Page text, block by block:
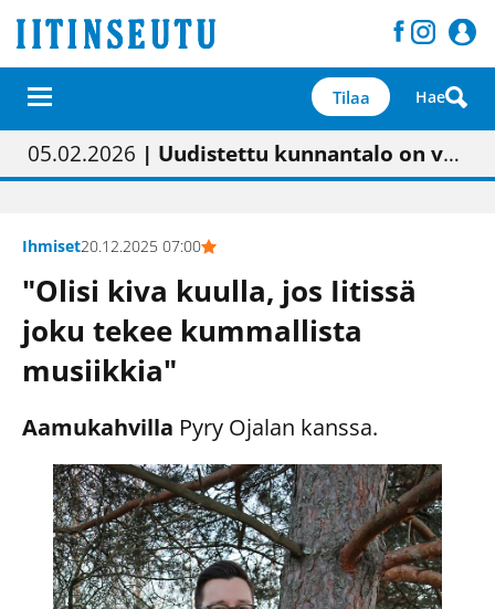
Tilaa Hae
01.02.2026 | Painon vaihtumisen pitäisi näkyä hieman parempana painojäljen laatuna lehdessä
05.02.2026 | Uudistettu kunnantalo on valoisa
23.04.2026 | “Olemme käynnistämässä uudelleen keskustavisiotyön”
09.05.2026| "Maalla on totuttu elämään omavaraisemmin kuin kaupungissa"
Ihmiset20.12.2025 07:00
"Olisi kiva kuulla, jos Iitissä
joku tekee kummallista
musiikkia"
Aamukahvilla Pyry Ojalan kanssa.